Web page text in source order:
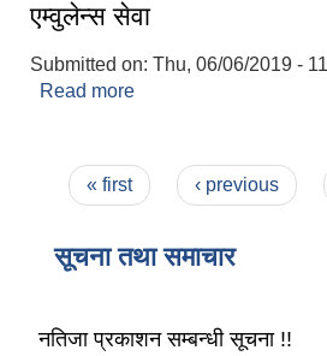
एम्वुलेन्स सेवा
Submitted on: Thu, 06/06/2019 -
Read more
Pages
« first ‹ previous
सूचना तथा समाचार
नतिजा प्रकाशन सम्बन्धी सूचना !!